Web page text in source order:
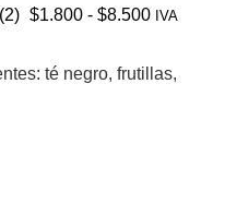
(2) $1.800 - $8.500Rango
desde
IVA
té negro, frutillas,